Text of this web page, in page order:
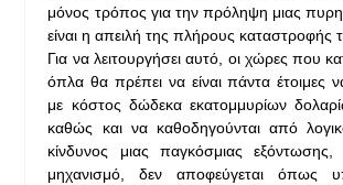
μόνος τρόπος για την πρόληψη μιας
είναι η απειλή της πλήρους καταστροφής
Για να λειτουργήσει αυτό, οι χώρες που
όπλα θα πρέπει να είναι πάντα έτοιμες
με κόστος δώδεκα εκατομμυρίων
καθώς και να καθοδηγούνται από
κίνδυνος μιας παγκόσμιας
μηχανισμό, δεν αποφεύγεται όπως